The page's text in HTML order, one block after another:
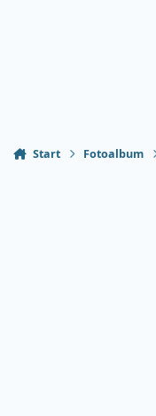
Start Fotoalbum